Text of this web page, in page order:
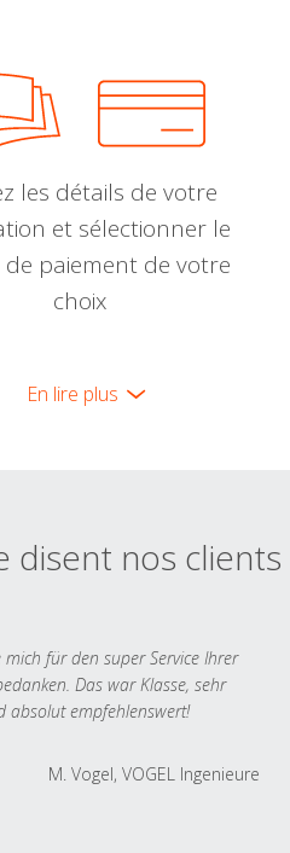
les détails de votre
et sélectionner le
de paiement de votre
choix
En lire plus
disent nos clients
mich für den super Service Ihrer
Das war Klasse, sehr
absolut empfehlenswert!
M. Vogel, VOGEL Ingenieure